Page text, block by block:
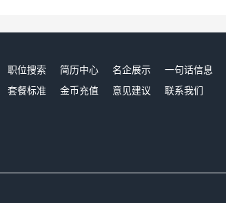
职位搜索 简历中心 名企展示 一句话信息
套餐标准
金币充值 意见建议 联系我们